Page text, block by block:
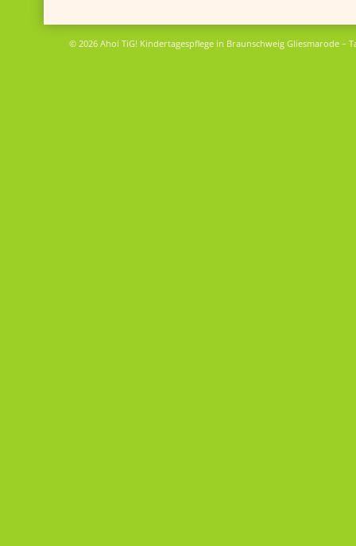
© 2026 Ahoi TiG! Kindertagespflege in Braunschweig Gliesmarode –